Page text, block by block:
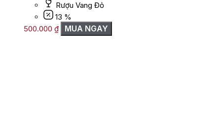
Rượu Vang Đỏ
13 %
500.000 ₫ MUA NGAY